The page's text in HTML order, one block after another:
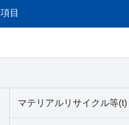
項目
マテリアルリサイクル等(t)